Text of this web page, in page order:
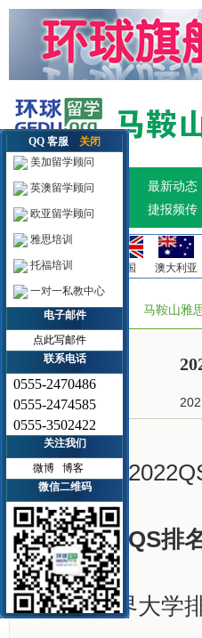
招生计划
最新动态
热点推荐
捷报频传
美国 加拿大 英国 澳大利亚
马鞍山雅
刚刚，
什么是QS排
QS世界大学排
QQ 客服
关闭
美加留学顾问
英澳留学顾问
欧亚留学顾问
雅思培训
托福培训
一对一私教中心
电子邮件
点此写邮件
联系电话
0555-2470486
0555-2474585
0555-3502422
关注我们
微博
博客
微信二维码